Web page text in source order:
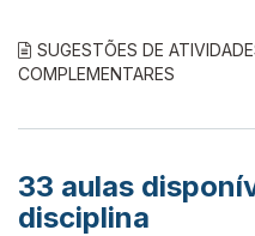
SUGESTÕES DE
COMPLEMENTARES
33 aulas
disciplina